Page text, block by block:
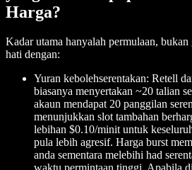
Harga?
Kadar utama hanyalah permulaan,
hati dengan:
Yuran kebolehserentakan: Retell
biasanya menyertakan ~20 talian
akaun mendapat 20 panggilan
menunjukkan slot tambahan
lebihan $0.10/minit untuk
pula lebih agresif. Harga burst
anda sementara melebihi had